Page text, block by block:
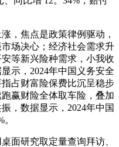
焦点是政策律例驱动，
场决心；经济社会需求升
等新兴险种需求，小我收
示，2024年中国义务安全
占财富险保费比沉呈稳步
赢财险全体取车险，叠加
，数据显示，2024年中国
研究取定量查询拜访、